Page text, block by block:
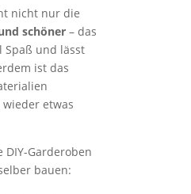
nicht nur die
schöner– das
Spaß und lässt
ist das
etwas
Garderoben
bauen: